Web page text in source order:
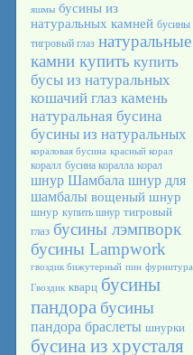
яшмы бусины из
натуральных камней бусины
тигровый глаз натуральные
камни купить купить
бусы из натуральных
кошачий глаз камень
натуральная бусина
бусины из натуральных
кораловая бусина красный корал
коралл бусина коралла корал
шнур Шамбала шнур для
шамбалы вощеный шнур
шнур купить шнур тигровый
глаз бусины лэмпворк
бусины Lampwork
гвоздик бижутерный пин фурнитура
Гвоздик кварц бусины
пандора бусины
пандора браслеты шнурки
бусина из хрусталя